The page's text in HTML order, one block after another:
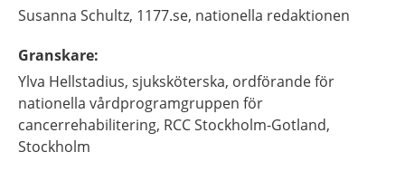
Susanna Schultz, 1177.se, nationella redaktionen
Granskare:
Ylva Hellstadius, sjuksköterska, ordförande för
nationella vårdprogramgruppen för
cancerrehabilitering, RCC Stockholm-Gotland,
Stockholm